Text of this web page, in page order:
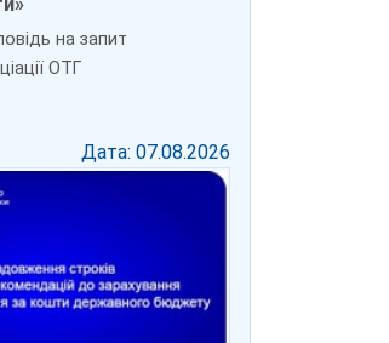
на запит
ОТГ
Дата: 07.08.2026